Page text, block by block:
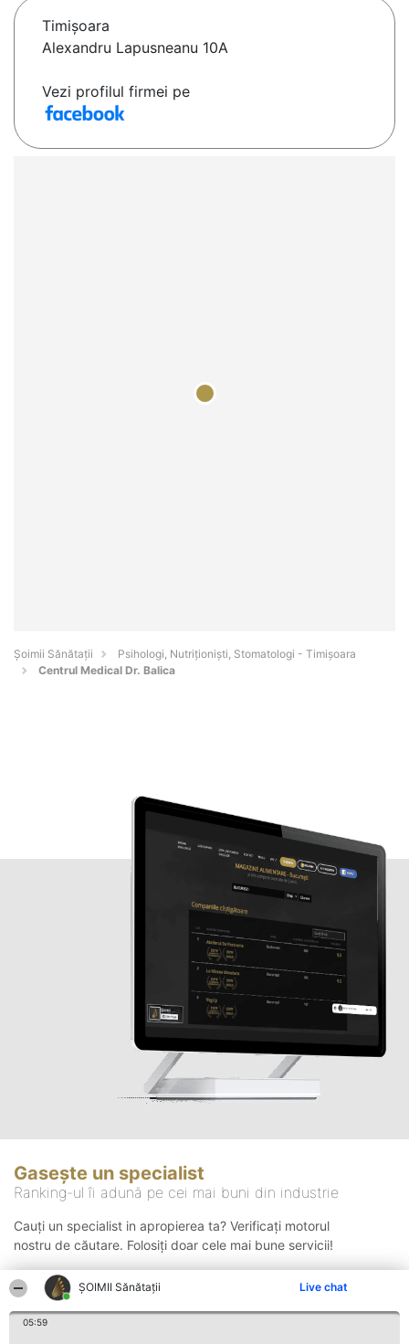
ŞOIMII Sănătații Live chat
05:59
Timişoara
Alexandru Lapusneanu 10A
Vezi profilul firmei pe
Şoimii Sănătații
Psihologi, Nutriționiști, Stomatologi - Timişoara
Centrul Medical Dr. Balica
Gasește un specialist
Ranking-ul îi adună pe cei mai buni din industrie
Cauți un specialist in apropierea ta? Verificați motorul
nostru de căutare. Folosiți doar cele mai bune servicii!